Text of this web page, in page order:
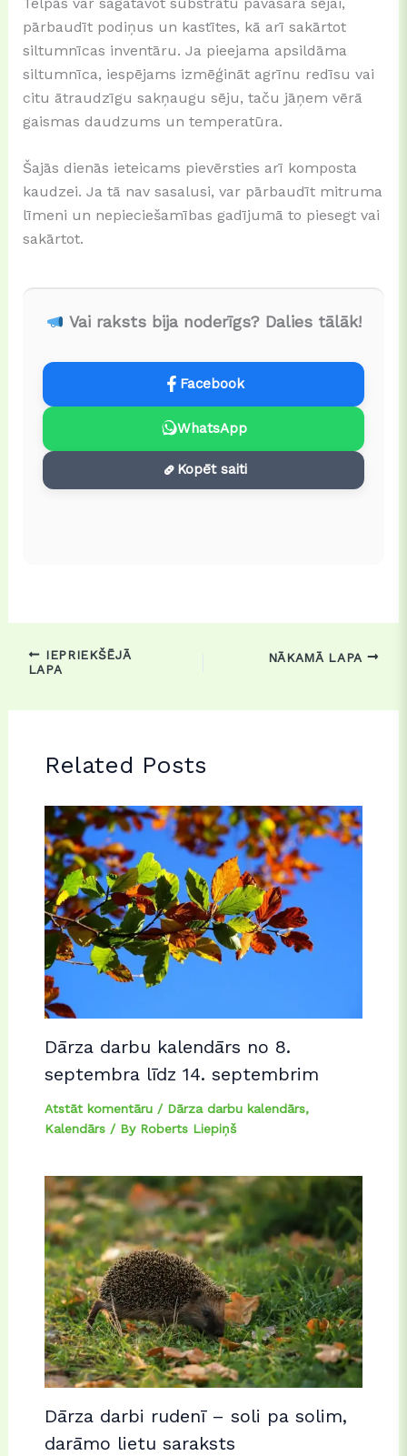
pārbaudīt podiņus un kastītes, kā arī sakārtot
siltumnīcas inventāru. Ja pieejama apsildāma
siltumnīca, iespējams izmēģināt agrīnu redīsu vai
citu ātraudzīgu sakņaugu sēju, taču jāņem vērā
gaismas daudzums un temperatūra.
Šajās dienās ieteicams pievērsties arī komposta
kaudzei. Ja tā nav sasalusi, var pārbaudīt mitruma
līmeni un nepieciešamības gadījumā to piesegt vai
sakārtot.
Vai raksts bija noderīgs? Dalies tālāk!
Facebook
WhatsApp
Kopēt saiti
IEPRIEKŠĒJĀ
LAPA
NĀKAMĀ LAPA
Related Posts
Dārza darbu kalendārs no 8.
septembra līdz 14. septembrim
Atstāt komentāru / Dārza darbu kalendārs,
Kalendārs/ By Roberts Liepiņš
Dārza darbi rudenī – soli pa solim,
darāmo lietu saraksts